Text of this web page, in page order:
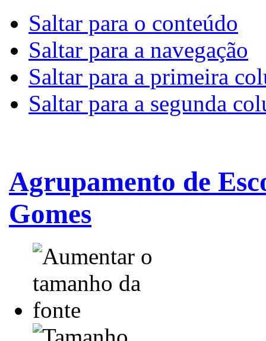
Saltar para o conteúdo
Saltar para a navegação
Saltar para a primeira
Saltar para a segunda
Agrupamento de
Gomes